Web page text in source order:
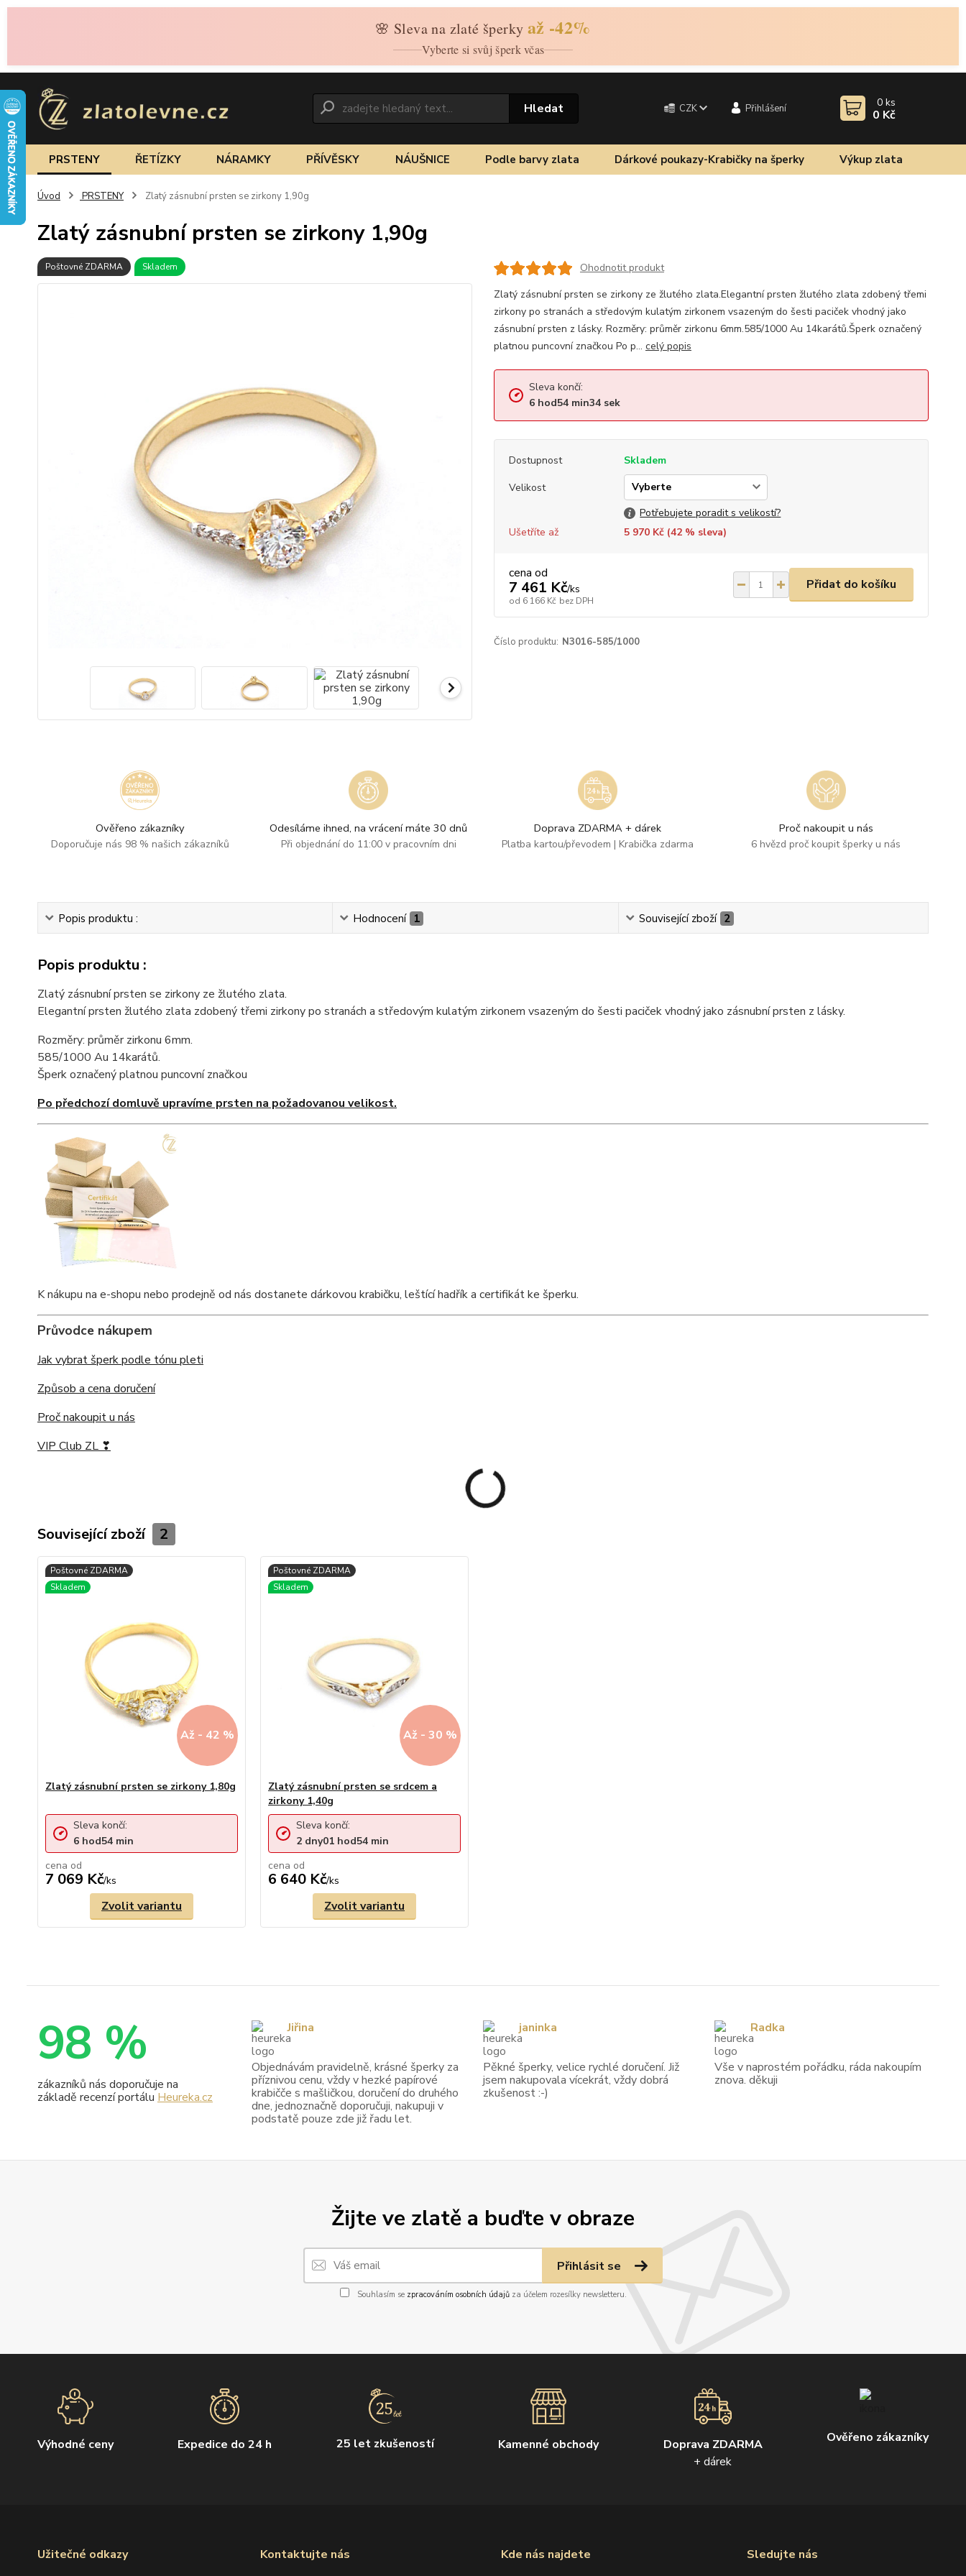
🌸 Sleva na zlaté šperky až -42%
Vyberte si svůj šperk včas
CZK Přihlášení
Hledat 0 ks
0 Kč
PRSTENY ŘETÍZKY NÁRAMKY PŘÍVĚSKY NÁUŠNICE Podle barvy zlata Dárkové poukazy-Krabičky na šperky Výkup zlata
Úvod PRSTENY Zlatý zásnubní prsten se zirkony 1,90g
Zlatý zásnubní prsten se zirkony 1,90g
Poštovné ZDARMA Skladem
Ohodnotit produkt
Zlatý zásnubní prsten se zirkony ze žlutého zlata.Elegantní prsten žlutého zlata zdobený třemi
zirkony po stranách a středovým kulatým zirkonem vsazeným do šesti paciček vhodný jako
zásnubní prsten z lásky. Rozměry: průměr zirkonu 6mm.585/1000 Au 14karátů.Šperk označený
platnou puncovní značkou Po p... celý popis
Sleva končí:
6hod54min33sek
Dostupnost
Skladem
Velikost
Potřebujete poradit s velikostí?
Ušetříte až
5 970 Kč (42% sleva)
cena od
7 461 Kč/ks
od 6 166 Kč bez DPH
Přidat do košíku
Číslo produktu: N3016-585/1000
Ověřeno zákazníky
Doporučuje nás 98 % našich zákazníků
Odesíláme ihned, na vrácení máte 30 dnů
Při objednání do 11:00 v pracovním dni
Doprava ZDARMA + dárek
Platba kartou/převodem | Krabička zdarma
Proč nakoupit u nás
6 hvězd proč koupit šperky u nás
Popis produktu : Hodnocení 1 Související zboží 2
Popis produktu :
Zlatý zásnubní prsten se zirkony ze žlutého zlata.
Elegantní prsten žlutého zlata zdobený třemi zirkony po stranách a středovým kulatým zirkonem vsazeným do šesti paciček vhodný jako zásnubní prsten z lásky.
Rozměry: průměr zirkonu 6mm.
585/1000 Au 14karátů.
Šperk označený platnou puncovní značkou
Po předchozí domluvě upravíme prsten na požadovanou velikost.
K nákupu na e-shopu nebo prodejně od nás dostanete dárkovou krabičku, leštící hadřík a certifikát ke šperku.
Průvodce nákupem
Jak vybrat šperk podle tónu pleti
Způsob a cena doručení
Proč nakoupit u nás
VIP Club ZL ❣
Související zboží 2
Až - 42 %
Zlatý zásnubní prsten se zirkony 1,80g
cena od
7 069 Kč/ks
Sleva končí:
6 hod54 min
Zvolit variantu
Až - 30 %
Zlatý zásnubní prsten se srdcem a
zirkony 1,40g
cena od
6 640 Kč/ks
Sleva končí:
2 dny01 hod54 min
Zvolit variantu
Žijte ve zlatě a buďte v obraze
Přihlásit se
Souhlasím se zpracováním osobních údajůza účelem rozesílky newsletteru.
Výhodné ceny Expedice do 24 h 25 let zkušeností Kamenné obchody
Doprava ZDARMA
+ dárek
Ověřeno zákazníky
Užitečné odkazy Kde nás najdete Sledujte nás
Kontaktujte nás
98 %
zákazníků nás doporučuje na
základě recenzí portálu Heureka.cz
Objednávám pravidelně, krásné šperky za
příznivou cenu, vždy v hezké papírové
krabičče s mašličkou, doručení do druhého
dne, jednoznačně doporučuji, nakupuji v
podstatě pouze zde již řadu let.
Jiřina
Pěkné šperky, velice rychlé doručení. Již
jsem nakupovala vícekrát, vždy dobrá
zkušenost :-)
janinka
Vše v naprostém pořádku, ráda nakoupím
znova. děkuji
Radka